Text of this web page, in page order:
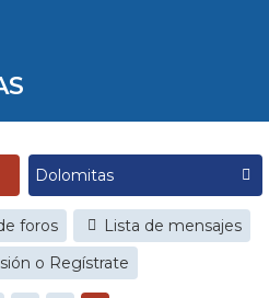
foros
Lista de mensajes
o Regístrate